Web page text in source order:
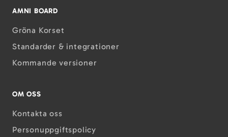
AMNI BOARD
Gröna Korset
Standarder & integrationer
Kommande versioner
OM OSS
Kontakta oss
Personuppgiftspolicy